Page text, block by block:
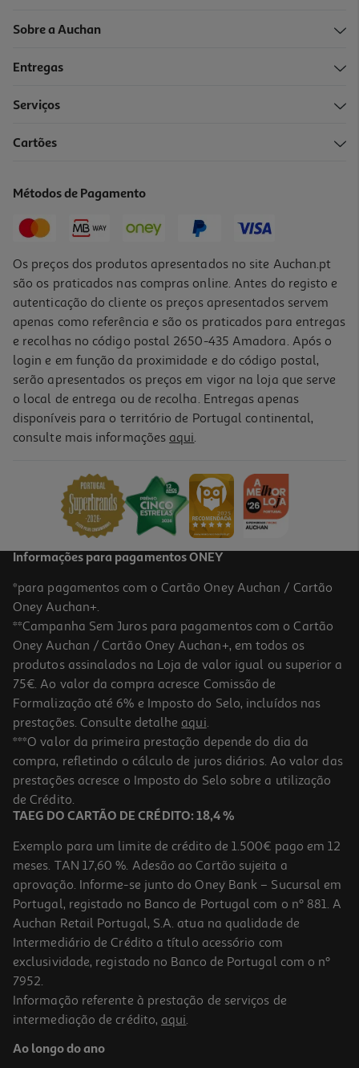
Sobre a Auchan
Entregas
Serviços
Cartões
Métodos de Pagamento
Os preços dos produtos apresentados no site Auchan.pt
são os praticados nas compras online. Antes do registo e
autenticação do cliente os preços apresentados servem
apenas como referência e são os praticados para entregas
e recolhas no código postal 2650-435 Amadora. Após o
login e em função da proximidade e do código postal,
serão apresentados os preços em vigor na loja que serve
o local de entrega ou de recolha. Entregas apenas
disponíveis para o território de Portugal continental,
consulte mais informações aqui.
Informações para pagamentos ONEY
*para pagamentos com o Cartão Oney Auchan / Cartão
Oney Auchan+.
**Campanha Sem Juros para pagamentos com o Cartão
Oney Auchan / Cartão Oney Auchan+, em todos os
produtos assinalados na Loja de valor igual ou superior a
75€. Ao valor da compra acresce Comissão de
Formalização até 6% e Imposto do Selo, incluídos nas
prestações. Consulte detalhe aqui.
***O valor da primeira prestação depende do dia da
compra, refletindo o cálculo de juros diários. Ao valor das
prestações acresce o Imposto do Selo sobre a utilização
de Crédito.
TAEG DO CARTÃO DE CRÉDITO: 18,4 %
Exemplo para um limite de crédito de 1.500€ pago em 12
meses. TAN 17,60 %. Adesão ao Cartão sujeita a
aprovação. Informe-se junto do Oney Bank – Sucursal em
Portugal, registado no Banco de Portugal com o nº 881. A
Auchan Retail Portugal, S.A. atua na qualidade de
Intermediário de Crédito a título acessório com
exclusividade, registado no Banco de Portugal com o nº
7952.
Informação referente à prestação de serviços de
intermediação de crédito, aqui.
Ao longo do ano